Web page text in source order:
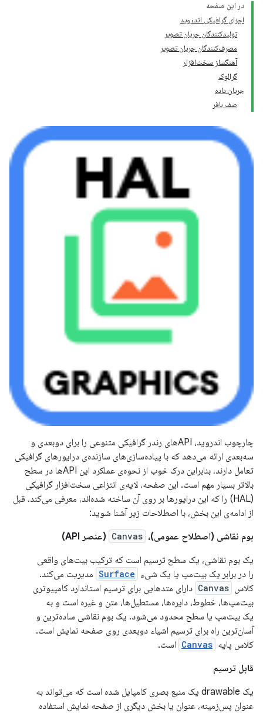
در این صفحه
اجزای گرافیکی اندروید
تولیدکنندگان جریان تصویر
مصرف‌کنندگان جریان تصویر
آهنگساز سخت‌افزار
گرالوک
جریان داده
صف بافر
چارچوب اندروید، APIهای رندر گرافیکی متنوعی را برای دوبعدی و
سه‌بعدی ارائه می‌دهد که با پیاده‌سازی‌های سازنده‌ی درایورهای گرافیکی
تعامل دارند، بنابراین درک خوب از نحوه‌ی عملکرد این APIها در سطح
بالاتر بسیار مهم است. این صفحه، لایه‌ی انتزاعی سخت‌افزار گرافیکی
(HAL) را که این درایورها بر روی آن ساخته شده‌اند، معرفی می‌کند. قبل
از ادامه‌ی این بخش، با اصطلاحات زیر آشنا شوید:
بوم نقاشی (اصطلاح عمومی)، Canvas (عنصر API)
یک بوم نقاشی، یک سطح ترسیم است که ترکیب بیت‌های واقعی
را در برابر یک بیت‌مپ یا یک شیء
Surface مدیریت می‌کند.
کلاس Canvas دارای متدهایی برای ترسیم استاندارد کامپیوتری
بیت‌مپ‌ها، خطوط، دایره‌ها، مستطیل‌ها، متن و غیره است و به
یک بیت‌مپ یا سطح محدود می‌شود. یک بوم نقاشی ساده‌ترین و
آسان‌ترین راه برای ترسیم اشیاء دوبعدی روی صفحه نمایش است.
کلاس پایه Canvas است.
قابل ترسیم
یک drawable یک منبع بصری کامپایل شده است که می‌تواند به
عنوان پس‌زمینه، عنوان یا بخش دیگری از صفحه نمایش استفاده